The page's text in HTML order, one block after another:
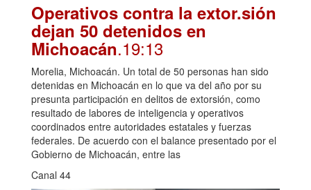
Operativos contra la extor.sión
dejan 50 detenidos en
Michoacán.19:13
Morelia, Michoacán. Un total de 50 personas han sido
detenidas en Michoacán en lo que va del año por su
presunta participación en delitos de extorsión, como
resultado de labores de inteligencia y operativos
coordinados entre autoridades estatales y fuerzas
federales. De acuerdo con el balance presentado por el
Gobierno de Michoacán, entre las
Canal 44